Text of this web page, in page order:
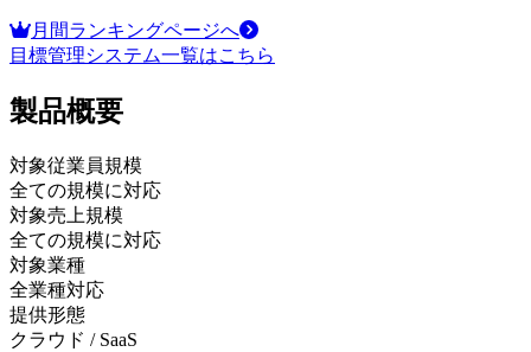
月間ランキングページへ
目標管理システム一覧はこちら
製品概要
対象従業員規模
全ての規模に対応
対象売上規模
全ての規模に対応
対象業種
全業種対応
提供形態
クラウド / SaaS